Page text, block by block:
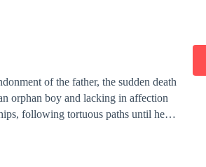
found out that her blind date was
of the father, the sudden death
orphan boy and lacking in affection
following tortuous paths until he
looking at life. When he left there,